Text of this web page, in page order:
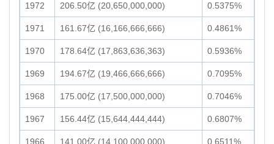
1972 206.50亿 (20,650,000,000) 0.5375%
1971 161.67亿 (16,166,666,666) 0.4861%
1970 178.64亿 (17,863,636,363) 0.5936%
1969 194.67亿 (19,466,666,666) 0.7095%
1968 175.00亿 (17,500,000,000) 0.7046%
1967 156.44亿 (15,644,444,444) 0.6807%
1966 141.00亿 (14,100,000,000) 0.6511%